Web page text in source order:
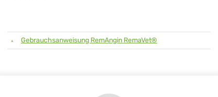
Gebrauchsanweisung RemAngin RemaVet®